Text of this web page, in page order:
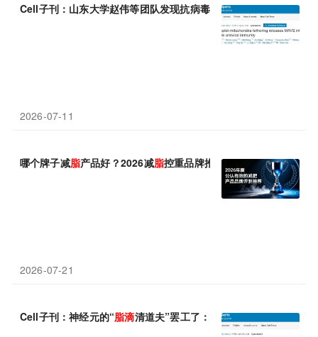
Cell子刊：山东大学赵伟等团队发现抗病毒治疗新思路：膳食油酸
2026-07-11
哪个牌子减脂产品好？2026减脂控重品牌推荐，长效调节代谢助
2026-07-21
Cell子刊：神经元的“脂滴清道夫”罢工了：桂林医科大学郑天鹏